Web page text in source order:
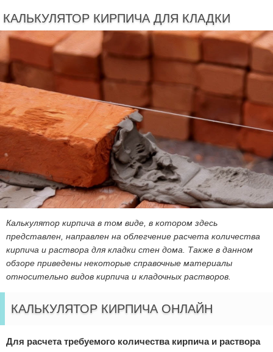
КАЛЬКУЛЯТОР КИРПИЧА ДЛЯ КЛАДКИ
Калькулятор кирпича в том виде, в котором здесь
представлен, направлен на облегчение расчета количества
кирпича и раствора для кладки стен дома. Также в данном
обзоре приведены некоторые справочные материалы
относительно видов кирпича и кладочных растворов.
КАЛЬКУЛЯТОР КИРПИЧА ОНЛАЙН
Для расчета требуемого количества кирпича и раствора